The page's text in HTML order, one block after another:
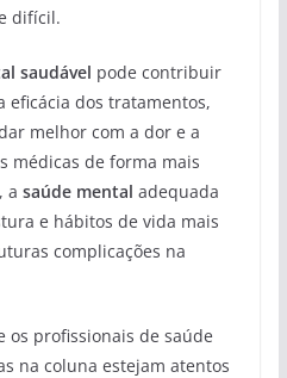
difícil.
saudável pode contribuir
eficácia dos tratamentos,
melhor com a dor e a
médicas de forma mais
a saúde mental adequada
e hábitos de vida mais
complicações na
os profissionais de saúde
na coluna estejam atentos